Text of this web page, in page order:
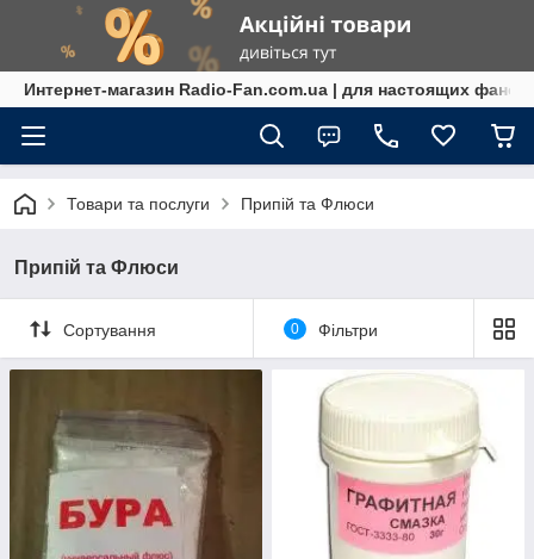
Интернет-магазин Radio-Fan.com.ua | для настоящих фанов!
Товари та послуги Припій та Флюси
Припій та Флюси
Сортування 0 Фільтри